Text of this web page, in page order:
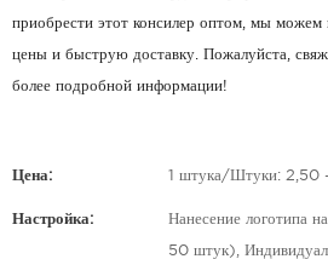
приобрести этот консилер оптом, мы
цены и быструю доставку. Пожалуйста,
более подробной информации!
Цена: 1 штука/Штуки: 2,50
Настройка: Нанесение логотипа
50 штук),